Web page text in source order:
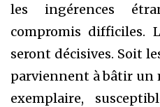
les ingérences
compromis difficiles.
seront décisives. Soit
parviennent à bâtir un
exemplaire,